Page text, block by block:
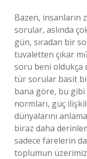
Bazen, insanların
sorular, aslında
gün, sıradan bir
tuvaletten çıkar
soru beni oldukça
tür sorular basit
bana göre, bu gibi
normları, güç
dünyalarını
biraz daha
sadece farelerin
toplumun